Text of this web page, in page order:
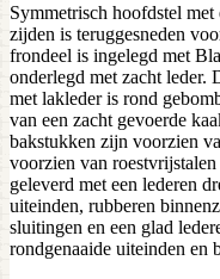
Symmetrisch hoofdstel
zijden is teruggesneden
frondeel is ingelegd met
onderlegd met zacht leder.
met lakleder is rond
van een zacht gevoerde
bakstukken zijn voorzien
voorzien van
geleverd met een lederen
uiteinden, rubberen
sluitingen en een glad
rondgenaaide uiteinden en